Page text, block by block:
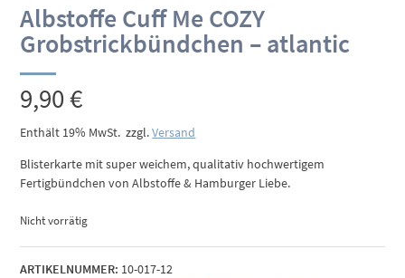
Albstoffe Cuff Me COZY
Grobstrickbündchen – atlantic
9,90€
Enthält 19% MwSt. zzgl.Versand
Blisterkarte mit super weichem, qualitativ hochwertigem
Fertigbündchen von Albstoffe & Hamburger Liebe.
Nicht vorrätig
ARTIKELNUMMER: 10-017-12